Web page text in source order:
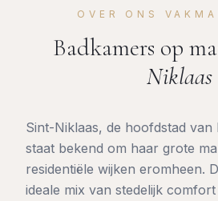
OVER ONS
Badkamers op
Niklaas
Sint-Niklaas, de hoofdstad van
staat bekend om haar grote
residentiële wijken eromheen.
ideale mix van stedelijk